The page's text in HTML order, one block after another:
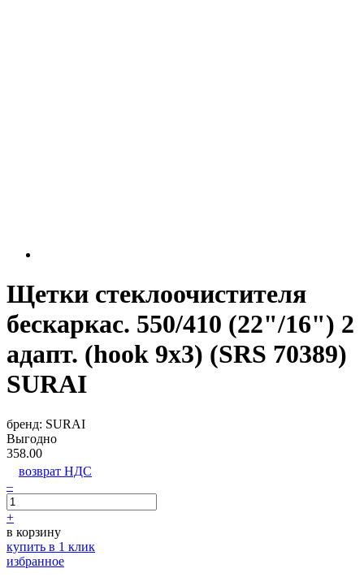
Щетки стеклоочистителя
бескаркас. 550/410 (22"/16") 2
адапт. (hook 9x3) (SRS 70389)
SURAI
бренд: SURAI
Выгодно
358.00
возврат НДС
–
+
в корзину
купить в 1 клик
избранное